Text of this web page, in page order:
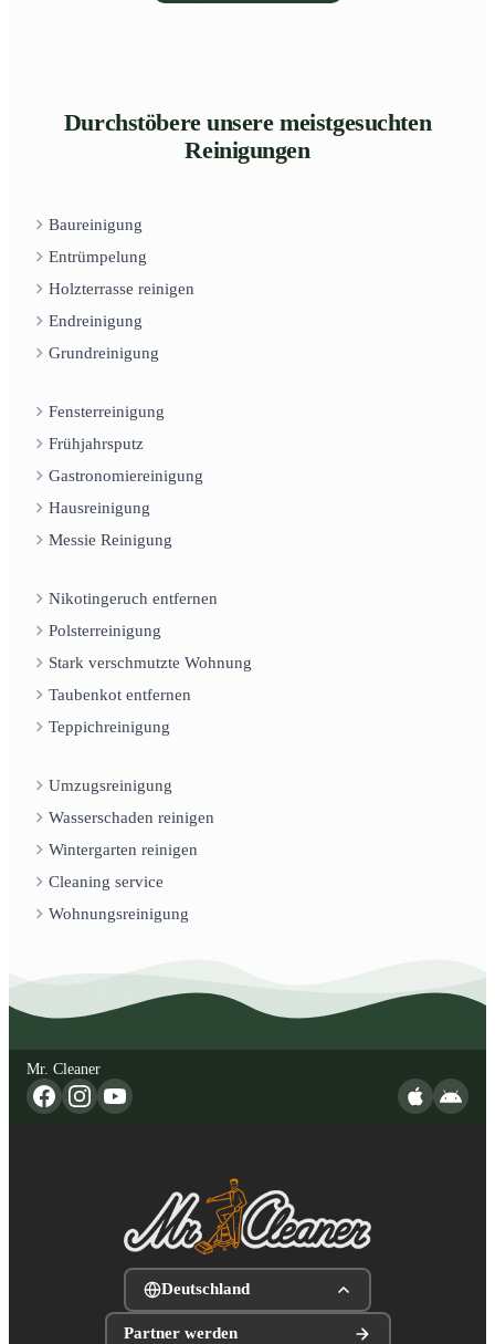
Durchstöbere unsere meistgesuchten
Reinigungen
Baureinigung
Entrümpelung
Holzterrasse reinigen
Endreinigung
Grundreinigung
Fensterreinigung
Frühjahrsputz
Gastronomiereinigung
Hausreinigung
Messie Reinigung
Nikotingeruch entfernen
Polsterreinigung
Stark verschmutzte Wohnung
Taubenkot entfernen
Teppichreinigung
Umzugsreinigung
Wasserschaden reinigen
Wintergarten reinigen
Cleaning service
Wohnungsreinigung
Mr. Cleaner
Deutschland
Partner werden